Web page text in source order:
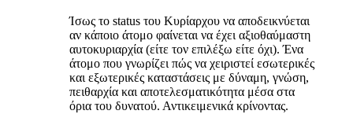
Ίσως το status του Κυρίαρχου να αποδεικνύεται
αν κάποιο άτομο φαίνεται να έχει αξιοθαύμαστη
αυτοκυριαρχία (είτε τον επιλέξω είτε όχι). Ένα
άτομο που γνωρίζει πώς να χειριστεί εσωτερικές
και εξωτερικές καταστάσεις με δύναμη, γνώση,
πειθαρχία και αποτελεσματικότητα μέσα στα
όρια του δυνατού. Αντικειμενικά κρίνοντας.